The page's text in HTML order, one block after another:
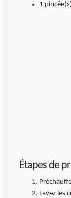
1 pincée(s)
Étapes de
Lavez les